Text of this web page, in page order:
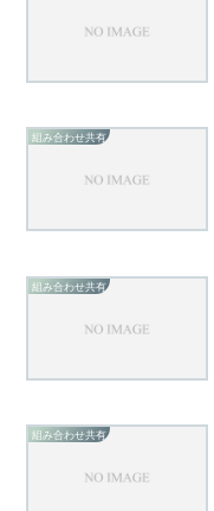
組み合わせ共有
組み合わせ共有
組み合わせ共有